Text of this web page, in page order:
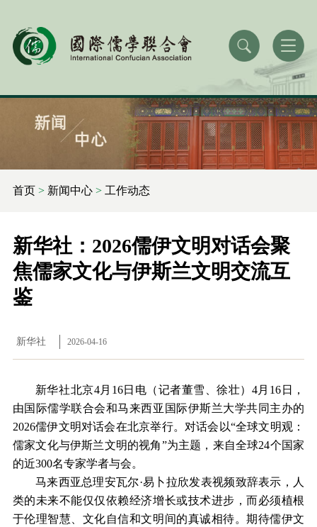
首页> 新闻中心> 工作动态
新华社：2026儒伊文明对话会聚
焦儒家文化与伊斯兰文明交流互
鉴
新华社 2026-04-16
新华社北京4月16日电（记者董雪、徐壮）4月16日，
由国际儒学联合会和马来西亚国际伊斯兰大学共同主办的
2026儒伊文明对话会在北京举行。对话会以“全球文明观：
儒家文化与伊斯兰文明的视角”为主题，来自全球24个国家
的近300名专家学者与会。
马来西亚总理安瓦尔·易卜拉欣发表视频致辞表示，人
类的未来不能仅仅依赖经济增长或技术进步，而必须植根
于伦理智慧、文化自信和文明间的真诚相待。期待儒伊文